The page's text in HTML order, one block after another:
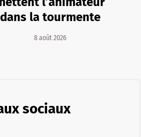
dans la tourmente
8 août 2026
sociaux